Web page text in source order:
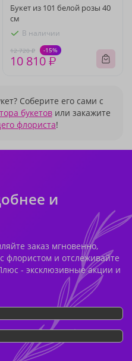
Букет из 101 белой розы 40
см
В наличии
12 720 ₽ -15%
10 810 ₽
Соберите его сами с
букетовили закажите
флориста!
и
заказ мгновенно,
флористом и отслеживайте
- эксклюзивные акции и